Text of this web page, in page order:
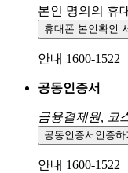
본인 명의의 휴
휴대폰 본인확인
안내 1600-1522
공동인증서
금융결제원, 코
공동인증서 인증하
안내 1600-1522